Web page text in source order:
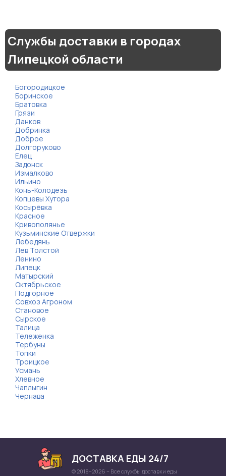
Службы доставки в городах
Липецкой области
Богородицкое
Боринское
Братовка
Грязи
Данков
Добринка
Доброе
Долгоруково
Елец
Задонск
Измалково
Ильино
Конь-Колодезь
Копцевы Хутора
Косырёвка
Красное
Кривополянье
Кузьминские Отвержки
Лебедянь
Лев Толстой
Ленино
Липецк
Матырский
Октябрьское
Подгорное
Совхоз Агроном
Становое
Сырское
Талица
Тележенка
Тербуны
Топки
Троицкое
Усмань
Хлевное
Чаплыгин
Чернава
ДОСТАВКА ЕДЫ 24/7
© 2018–2026 – Все службы доставки еды